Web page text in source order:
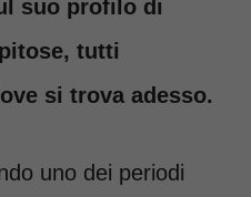
suo profilo di
tutti
si trova adesso.
uno dei periodi